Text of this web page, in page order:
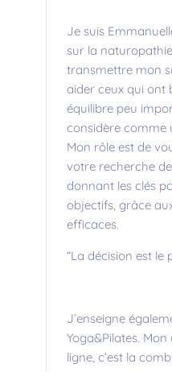
Je suis
sur la
transmettre mon
aider ceux qui ont
équilibre peu
considère comme
Mon rôle est de
votre recherche
donnant les clés
objectifs, grâce
efficaces.
“La décision est le
J’enseigne
Yoga&Pilates.
ligne, c’est la